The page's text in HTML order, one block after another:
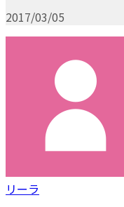
2017/03/05
リーラ